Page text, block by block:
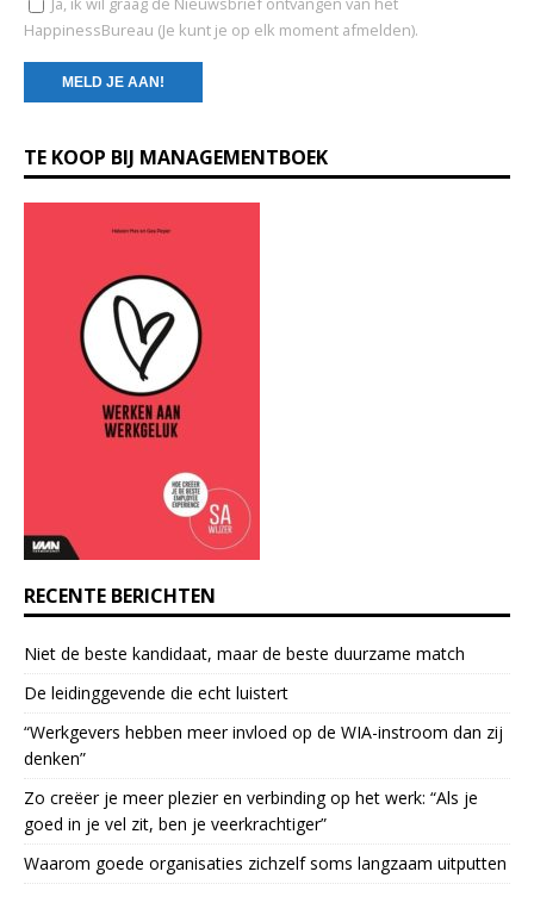
HappinessBureau (Je kunt je op elk moment afmelden).
o
n
.
l
e
a
s
e
l
a
v
TE KOOP BIJ MANAGEMENTBOEK
RECENTE BERICHTEN
Niet de beste kandidaat, maar de beste duurzame match
De leidinggevende die echt luistert
“Werkgevers hebben meer invloed op de WIA-instroom dan zij
denken”
Zo creëer je meer plezier en verbinding op het werk: “Als je
goed in je vel zit, ben je veerkrach­tiger”
Waarom goede organisaties zichzelf soms langzaam uitputten